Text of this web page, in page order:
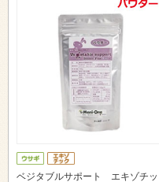
ベジタブルサポート エキゾチッ